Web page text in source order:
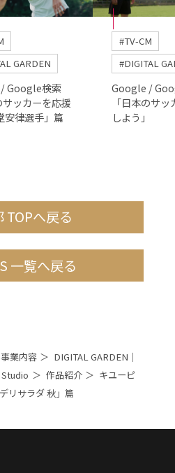
GARDEN
Google検索
サッカーを応援
安律選手」篇
#TV-CM
#DIGITAL
Google /
「日本のサ
しよう」
TOPへ戻る
一覧へ戻る
事業内容
DIGITAL GARDEN｜
作品紹介
キユーピ
リサラダ 秋」篇